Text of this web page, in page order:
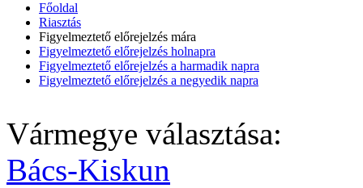
Főoldal
Riasztás
Figyelmeztető előrejelzés mára
Figyelmeztető előrejelzés holnapra
Figyelmeztető előrejelzés a harmadik napra
Figyelmeztető előrejelzés a negyedik napra
Vármegye választása:
Bács-Kiskun